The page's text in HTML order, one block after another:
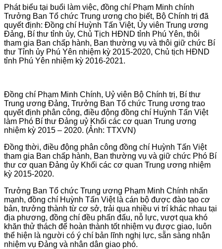
Phát biểu tại buổi làm việc, đồng chí Phạm Minh chính
Trưởng Ban Tổ chức Trung ương cho biết, Bộ Chính trị đã
quyết định: Đồng chí Huỳnh Tấn Việt, Ủy viên Trung ương
Đảng, Bí thư tỉnh ủy, Chủ Tịch HĐND tỉnh Phú Yên, thôi
tham gia Ban chấp hành, Ban thường vụ và thôi giữ chức Bí
thư Tỉnh ủy Phú Yên nhiệm kỳ 2015-2020, Chủ tịch HĐND
tỉnh Phú Yên nhiệm kỳ 2016-2021.
Đồng chí Phạm Minh Chính, Uỷ viên Bộ Chính trị, Bí thư
Trung ương Đảng, Trưởng Ban Tổ chức Trung ương trao
quyết định phân công, điều động đồng chí Huỳnh Tấn Việt
làm Phó Bí thư Đảng uỷ Khối các cơ quan Trung ương
nhiệm kỳ 2015 – 2020. (Ảnh: TTXVN)
Đồng thời, điều động phân công đồng chí Huỳnh Tấn Việt
tham gia Ban chấp hành, Ban thường vụ và giữ chức Phó Bí
thư cơ quan Đảng ủy Khối các cơ quan Trung ương nhiệm
kỳ 2015-2020.
Trưởng Ban Tổ chức Trung ương Phạm Minh Chính nhấn
mạnh, đồng chí Huỳnh Tấn Việt là cán bộ được đào tạo cơ
bản, trưởng thành từ cơ sở, trải qua nhiều vi trí khác nhau tại
địa phương, đồng chí đều phấn đấu, nỗ lực, vượt qua khó
khăn thử thách để hoàn thành tốt nhiệm vụ được giao, luôn
thể hiện là người có ý chí bản lĩnh nghị lực, sẵn sàng nhận
nhiệm vụ Đảng và nhân dân giao phó.